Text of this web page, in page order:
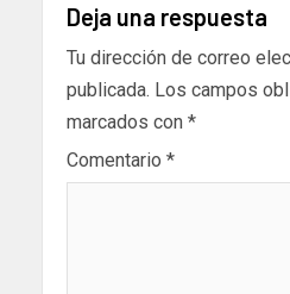
Deja una respuesta
Tu dirección de correo
publicada. Los campos
marcados con *
Comentario *